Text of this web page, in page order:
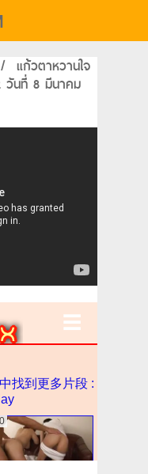
/ แก้วตาหวานใจ
วันที่ 8 มีนาคม